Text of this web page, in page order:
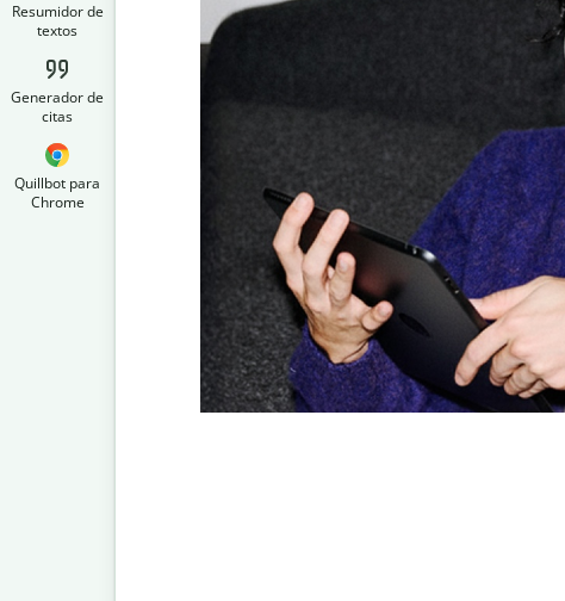
Resumidor de
textos
Generador de
citas
Quillbot para
Chrome